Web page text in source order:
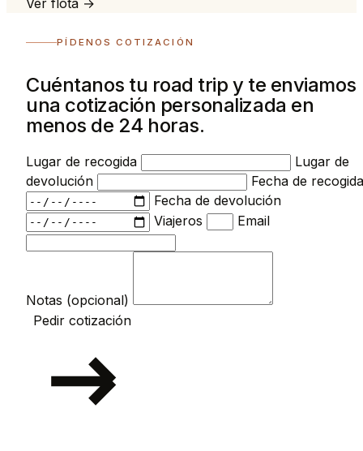
Ver flota →
PÍDENOS COTIZACIÓN
Cuéntanos tu road trip y te enviamos
una cotización personalizada en
menos de 24 horas.
Lugar de recogida
Lugar de
devolución
Fecha de recogida
Fecha de devolución
Viajeros
Email
Notas (opcional)
Pedir cotización